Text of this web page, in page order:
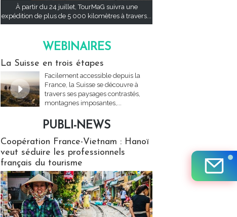
À partir du 24 juillet, TourMaG suivra une
expédition de plus de 5 000 kilomètres à travers...
WEBINAIRES
La Suisse en trois étapes
Facilement accessible depuis la
France, la Suisse se découvre à
travers ses paysages contrastés,
montagnes imposantes,...
PUBLI-NEWS
Coopération France-Vietnam : Hanoï
veut séduire les professionnels
français du tourisme